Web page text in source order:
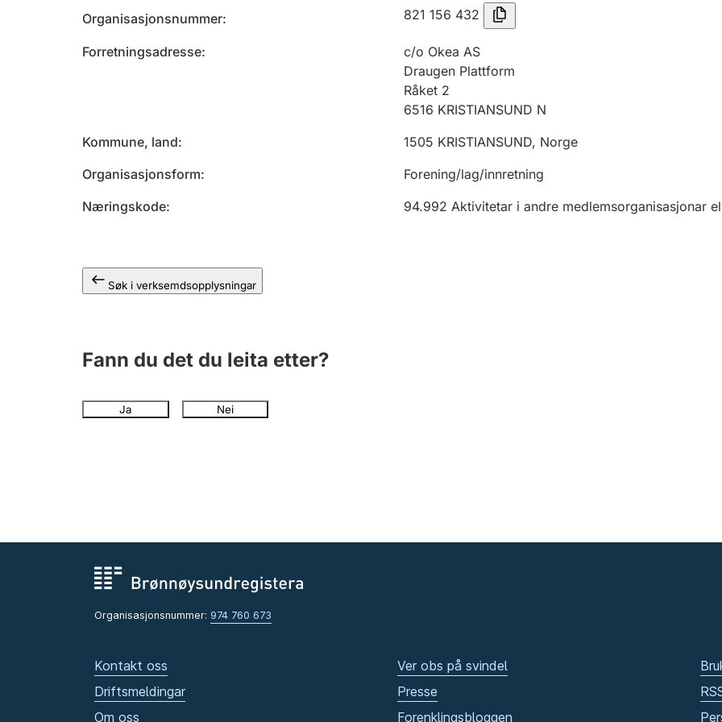
Organisasjonsnummer 821 156 432
Forretningsadresse
c/o Okea AS
Draugen Plattform
Råket 2
6516 KRISTIANSUND N
Kommune, land
1505 KRISTIANSUND, Norge
Organisasjonsform
Forening/lag/innretning
Næringskode
94.992 Aktivitetar i andre medlemsorganisasjonar
Søk i verksemdsopplysningar
Fann du det du leita etter?
Ja Nei
Organisasjonsnummer: 974 760 673
Kontakt oss
Driftsmeldingar
Om oss
Ver obs på svindel
Presse
Forenklingsbloggen